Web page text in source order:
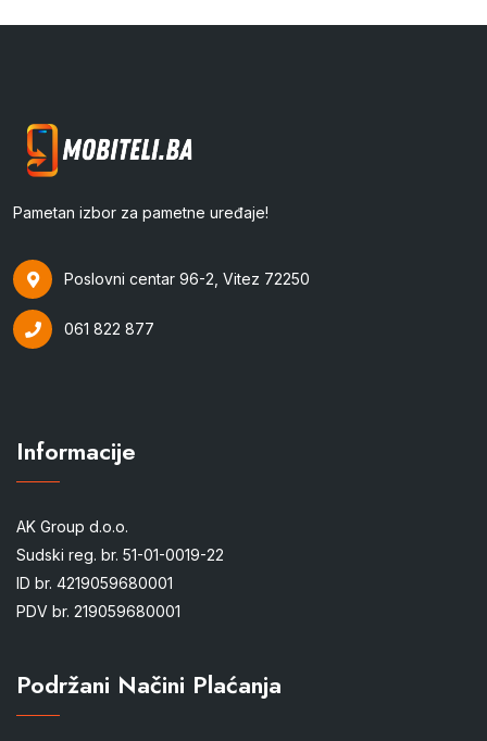
Pametan izbor za pametne uređaje!
Poslovni centar 96-2, Vitez 72250
061 822 877
Informacije
AK Group d.o.o.
Sudski reg. br. 51-01-0019-22
ID br. 4219059680001
PDV br. 219059680001
Podržani Načini Plaćanja